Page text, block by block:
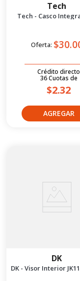
Tech
Tech - Casco
Oferta:
Crédito directo
36Cuotas de
$2.32
DK
DK - Visor Interior